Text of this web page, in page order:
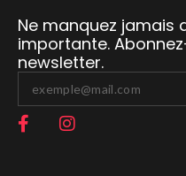
Ne manquez jamais
importante.
newsletter.